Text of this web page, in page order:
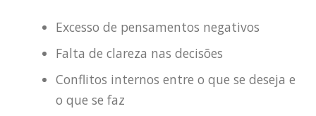
Excesso de pensamentos negativos
Falta de clareza nas decisões
Conflitos internos entre o que se deseja e
o que se faz